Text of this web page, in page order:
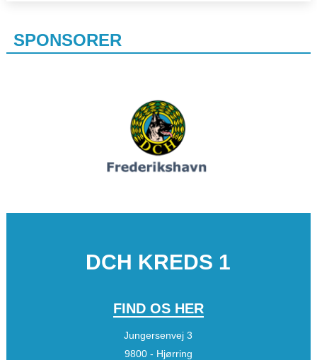
SPONSORER
DCH KREDS 1
FIND OS HER
Jungersenvej 3
9800 - Hjørring